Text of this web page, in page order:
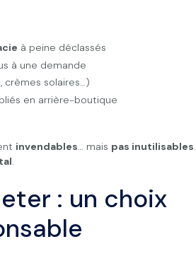
à peine déclassés
à une demande
crèmes solaires…)
en arrière-boutique
invendables… mais pas inutilisables.
.
: un choix